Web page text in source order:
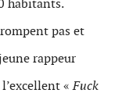
habitants.
pas et
rappeur
«Fuck